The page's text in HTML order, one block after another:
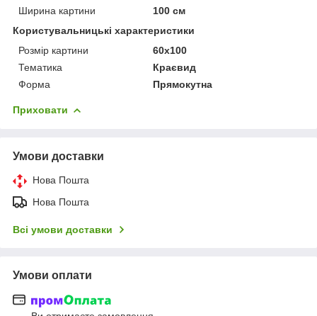
Ширина картини
100 см
Користувальницькі характеристики
Розмір картини
60х100
Тематика
Краєвид
Форма
Прямокутна
Приховати
Умови доставки
Нова Пошта
Нова Пошта
Всі умови доставки
Умови оплати